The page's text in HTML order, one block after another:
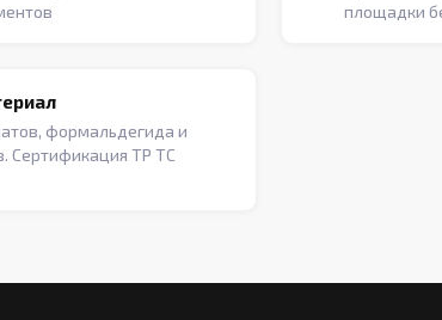
площадки
формальдегида и
Сертификация ТР ТС